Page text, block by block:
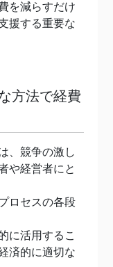
を減らすだけ
援する重要な
方法で経費
、競争の激し
や経営者にと
ロセスの各段
に活用するこ
済的に適切な